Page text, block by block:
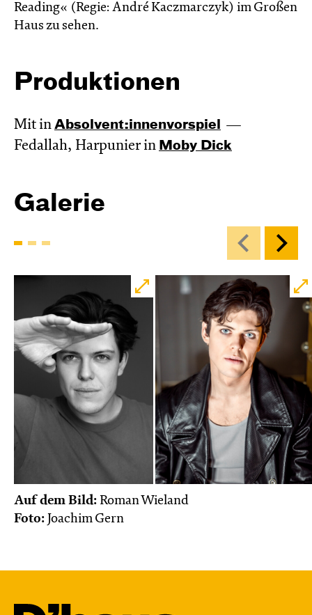
Reading« (Regie: André Kacz­marc­zyk) im Großen
Haus zu sehen.
Produktionen
Mit in Absol­vent:innen­vor­spiel
Fedallah, Harpunier in Moby Dick
Galerie
Auf dem Bild: Roman Wieland
Foto: Joachim Gern